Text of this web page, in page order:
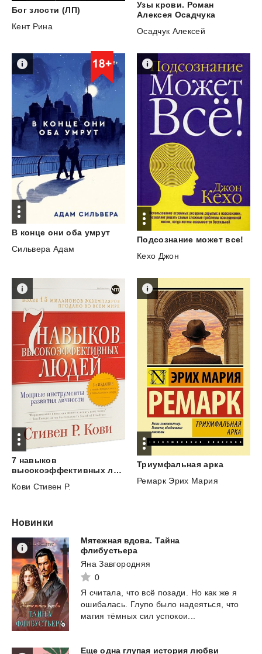
Бог злости (ЛП)
Кент Рина
Узы крови. Роман
Алексея Осадчука
Осадчук Алексей
В конце они оба умрут
Сильвера Адам
Подсознание может все!
Кехо Джон
7 навыков
высокоэффективных людей. Мощные инструменты развития личности
Кови Стивен Р.
Триумфальная арка
Ремарк Эрих Мария
Новинки
Мятежная вдова. Тайна
флибустьера
Яна Завгородняя
0
Я считала, что всё позади. Но как же я
ошибалась. Глупо было надеяться, что
магия тёмных сил успокои...
Еще одна глупая история любви